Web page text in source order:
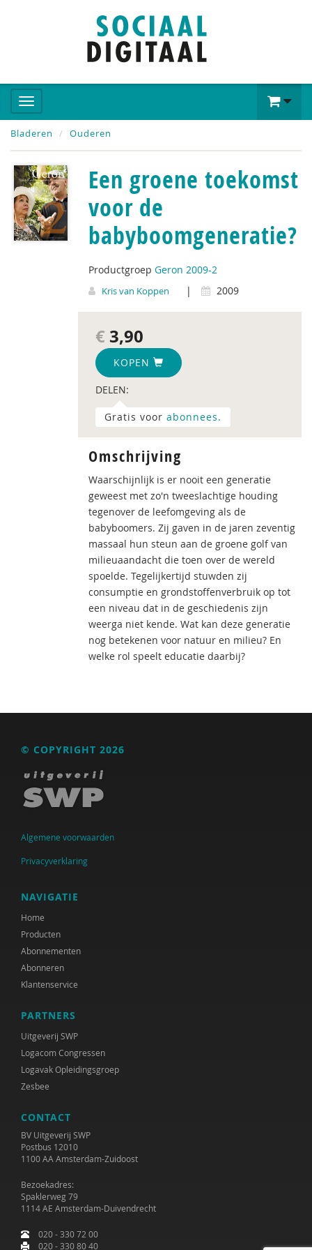
Bladeren Ouderen
Een groene toekomst
voor de
babyboomgeneratie?
Productgroep Geron 2009-2
Kris van Koppen | 2009
€ 3,90
KOPEN
DELEN:
Gratis voor abonnees.
Omschrijving
Waarschijnlijk is er nooit een generatie
geweest met zo'n tweeslachtige houding
tegenover de leefomgeving als de
babyboomers. Zij gaven in de jaren zeventig
massaal hun steun aan de groene golf van
milieuaandacht die toen over de wereld
spoelde. Tegelijkertijd stuwden zij
consumptie en grondstoffenverbruik op tot
een niveau dat in de geschiedenis zijn
weerga niet kende. Wat kan deze generatie
nog betekenen voor natuur en milieu? En
welke rol speelt educatie daarbij?
© COPYRIGHT 2026
Algemene voorwaarden
Privacyverklaring
NAVIGATIE
Home
Producten
Abonnementen
Abonneren
Klantenservice
PARTNERS
Uitgeverij SWP
Logacom Congressen
Logavak Opleidingsgroep
Zesbee
CONTACT
BV Uitgeverij SWP
Postbus 12010
1100 AA Amsterdam-Zuidoost
Bezoekadres:
Spaklerweg 79
1114 AE Amsterdam-Duivendrecht
020 - 330 72 00
020 - 330 80 40